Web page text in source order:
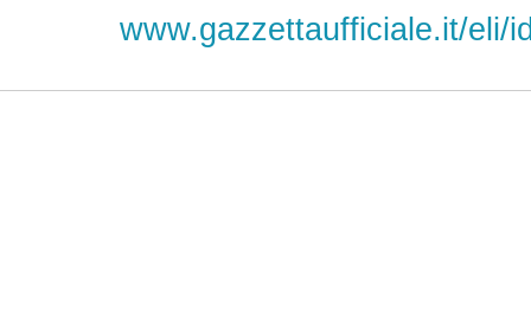
www.gazzettaufficiale.it/eli/